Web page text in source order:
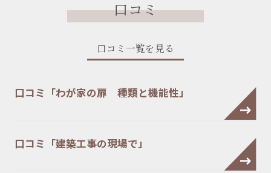
口コミ
口コミ一覧を見る
口コミ「わが家の扉 種類と機能性」
口コミ「建築工事の現場で」